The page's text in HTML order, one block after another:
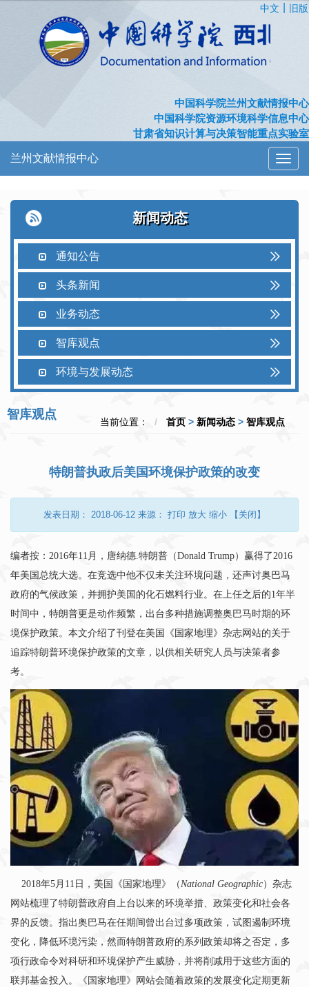
中文 旧版
中国科学院兰州文献情报中心
中国科学院资源环境科学信息中心
甘肃省知识计算与决策智能重点实验室
切
换
兰州文献情报中心
新闻动态
通知公告
头条新闻
业务动态
智库观点
环境与发展动态
智库观点
当前位置： 首页 > 新闻动态 > 智库观点
特朗普执政后美国环境保护政策的改变
发表日期： 2018-06-12 来源： 打印 放大 缩小 【关闭】
编者按： 2016年11 月，唐纳德 特朗普（Donald Trump）赢得了2016
年美国总统大选。在竞选中他不仅未关注环境问题，还声讨奥巴马
政府的气候政策，并拥护美国的化石燃料行业。在上任之后的1年半
时间中，特朗普更是动作频繁，出台多种措施调整奥巴马时期的环
境保护政策。本文介绍了刊登在美国《国家地理》杂志网站的关于
追踪特朗普环境保护政策的文章，以供相关研究人员与决策者参
考。
2018年5月 11日，美国《国家地理》（National Geographic）杂志
网站梳理了特朗普政府自上台以来的环境举措、政策变化和社会各
界的反馈。指出奥巴马在任期间曾出台过多项政策，试图遏制环境
变化，降低环境污染，然而特朗普政府的系列政策却将之否定，多
项行政命令对科研和环境保护产生威胁，并将削减用于这些方面的
联邦基金投入。《国家地理》网站会随着政策的发展变化定期更新